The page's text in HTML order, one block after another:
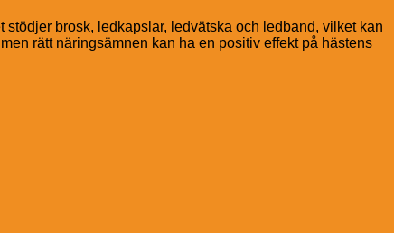
brosk, ledkapslar, ledvätska och ledband, vilket kan
rätt näringsämnen kan ha en positiv effekt på hästens